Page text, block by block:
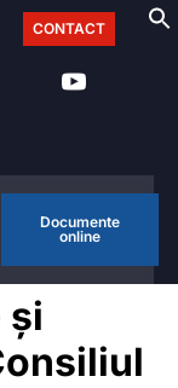
CONTACT
Documente
online
și